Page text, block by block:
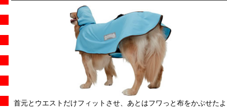
首元とウエストだけフィットさせ、あとはフワっと布をかぶせたよ